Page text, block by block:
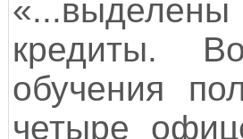
кредиты.
обучения
четыре